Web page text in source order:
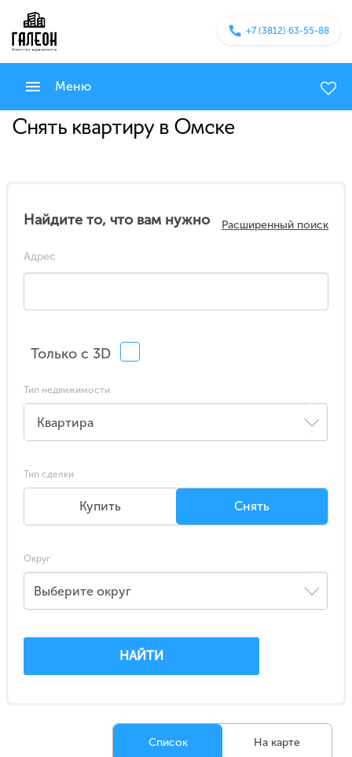
+7 (3812) 63-55-88
Меню
Снять квартиру в Омске
Список На карте
Найдите то, что вам нужно Расширенный поиск
Адрес
Только с 3D
Тип недвижимости
Тип сделки
Купить Снять
Округ
Выберите округ
НАЙТИ